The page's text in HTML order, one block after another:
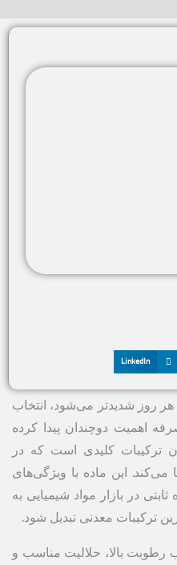
روز شدیدتر می‌شود، انتخاب
اهمیت دوچندان پیدا کرده
ترکیبات کلیدی است که در
می‌کند. این ماده با ویژگی‌های
در بازار مواد شیمیایی به
ترکیبات معدنی تبدیل شود.
رطوبت بالا، حلالیت مناسب و
LinkedIn